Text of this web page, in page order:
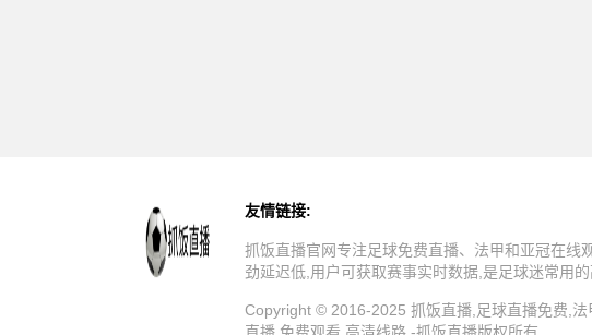
友情链接:
抓饭直播官网专注足球免费直播、法甲和亚冠在线
劲延迟低,用户可获取赛事实时数据,是足球迷常用的
Copyright © 2016-2025 抓饭直播,足球直播免费,